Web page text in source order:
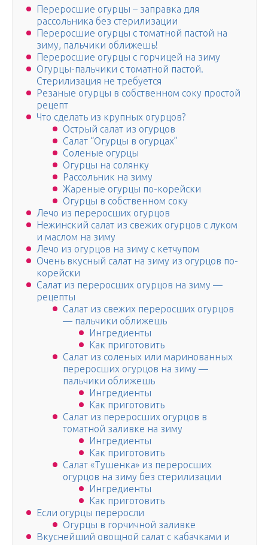
Переросшие огурцы – заправка для
рассольника без стерилизации
Переросшие огурцы с томатной пастой на
зиму, пальчики оближешь!
Переросшие огурцы с горчицей на зиму
Огурцы-пальчики с томатной пастой.
Стерилизация не требуется
Резаные огурцы в собственном соку простой
рецепт
Что сделать из крупных огурцов?
Острый салат из огурцов
Салат “Огурцы в огурцах”
Соленые огурцы
Огурцы на солянку
Рассольник на зиму
Жареные огурцы по-корейски
Огурцы в собственном соку
Лечо из переросших огурцов
Нежинский салат из свежих огурцов с луком
и маслом на зиму
Лечо из огурцов на зиму с кетчупом
Очень вкусный салат на зиму из огурцов по-
корейски
Салат из переросших огурцов на зиму —
рецепты
Салат из свежих переросших огурцов
— пальчики оближешь
Ингредиенты
Как приготовить
Салат из соленых или маринованных
переросших огурцов на зиму —
пальчики оближешь
Ингредиенты
Как приготовить
Салат из переросших огурцов в
томатной заливке на зиму
Ингредиенты
Как приготовить
Салат «Тушенка» из переросших
огурцов на зиму без стерилизации
Ингредиенты
Как приготовить
Если огурцы переросли
Огурцы в горчичной заливке
Вкуснейший овощной салат с кабачками и